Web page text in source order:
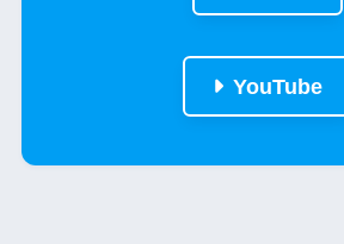
YouTube